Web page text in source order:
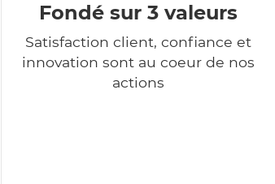
Fondé sur 3 valeurs
Satisfaction client, confiance et
innovation sont au coeur de nos
actions